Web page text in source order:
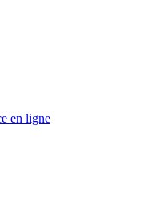
en ligne